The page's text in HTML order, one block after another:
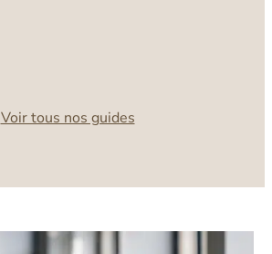
Voir tous nos guides